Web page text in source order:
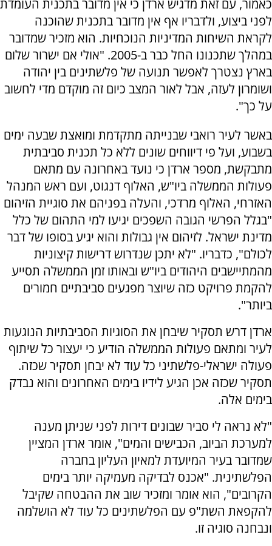
כאמור, עם זאת מדגיש ארדן כי אין מדובר בתכנית העומדת
לפני ביצוע, ולדבריו אף אין מדובר בתכנית שהוכנה
לקראת השיחות המדיניות הנוכחיות. הוא מזכיר שמדובר
במהלך שתכנונו החל כבר ב-2005. "אולי אם ישרור שלום
בארץ נצטרך לאפשר תנועה של פלשתינים בין יהודה
ושומרון לעזה, אבל לאור המצב כיום זה מוקדם מדי לחשוב
על כך".
באשר לעיר רואבי שבנייתה מתקדמת ומואצת שבעה ימים
בשבוע, ועל פי דיווחים שונים ללא כל תכנית סביבתית
מתבקשת, מספר ארדן כי נועד באחרונה עם מתאם
פעולות הממשלה ביו"ש, האלוף דנגוט, ועם ראש המנהל
האזרחי, האלוף מרדכי, והעלה בפניהם את סוגיית הזיהום
"בגלל הפרשי הגובה השפכים יגיעו למי התהום של כלל
מדינת ישראל. לזיהום אין גבולות והוא יגיע בסופו של דבר
לכולם", כדבריו. "לא יתכן שנדרוש דרישות קיצוניות
מהמתיישבים היהודים ביו"ש ובאותו זמן הממשלה תסייע
להקמת פרויקט כזה שיוצר מפגעים סביבתיים חמורים
ביותר".
ארדן דרש תסקיר שיבחן את הסוגיות הסביבתיות הנוגעות
לעיר ומתאם פעולות הממשלה הודיע כי יעצור כל שיתוף
פעולה ישראלי-פלשתיני כל עוד לא יבחן תסקיר שכזה.
תסקיר שכזה אכן הגיע לידיו בימים האחרונים והוא נבדק
בימים אלה.
"לא נראה לי סביר שבונים דירות לפני שניתן מענה
למערכת הביוב, הכבישים והמים", אומר ארדן המציין
שמדובר בעיר המיועדת למאיון העליון בחברה
הפלשתינית. "אכנס לבדיקה מעמיקה יותר בימים
הקרובים", הוא אומר ומזכיר שוב את ההבטחה שקיבל
להקפאת השת"פ עם הפלשתינים כל עוד לא הושלמה
ונבחנה סוגיה זו.